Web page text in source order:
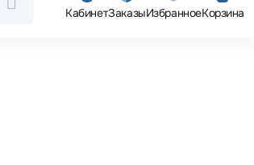
КабинетЗаказыИзбранноеКорзина